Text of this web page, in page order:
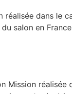
réalisée dans le
salon en
Mission réalisée